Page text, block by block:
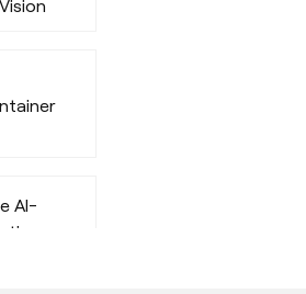
AI-